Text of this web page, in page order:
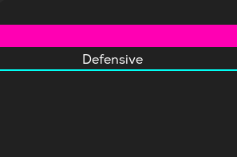
Defensive